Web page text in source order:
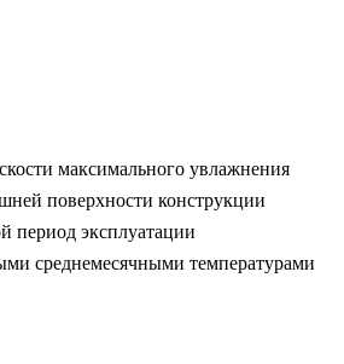
максимального увлажнения
поверхности конструкции
период эксплуатации
среднемесячными температурами